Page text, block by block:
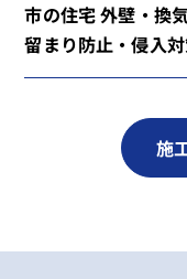
市の住宅 外壁・換
留まり防止・侵入
施